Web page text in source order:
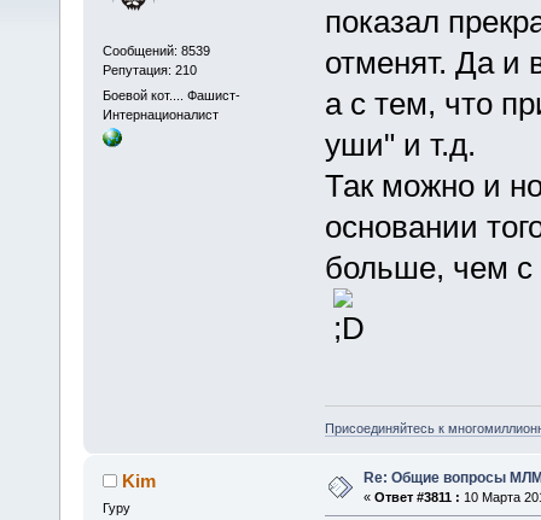
Сообщений: 8539
Репутация: 210
Боевой кот.... Фашист-
Интернационалист
показал
отменят. Да и
а с тем, что
уши" и т.д.
Так можно и
основании
больше, чем с
Присоединяйтесь к
Kim
Гуру
Re: Общие вопросы
« Ответ #3811 : 10 Марта